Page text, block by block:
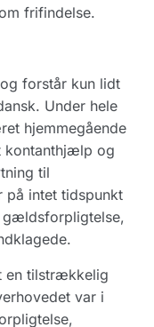
frifindelse.
forstår kun lidt
Under hele
hjemmegående
kontanthjælp og
til
på intet tidspunkt
en tilstrækkelig
var i